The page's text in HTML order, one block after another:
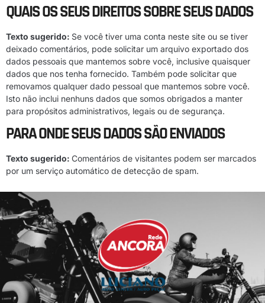
QUAIS OS SEUS DIREITOS SOBRE SEUS DADOS
Texto sugerido: Se você tiver uma conta neste site ou se tiver
deixado comentários, pode solicitar um arquivo exportado dos
dados pessoais que mantemos sobre você, inclusive quaisquer
dados que nos tenha fornecido. Também pode solicitar que
removamos qualquer dado pessoal que mantemos sobre você.
Isto não inclui nenhuns dados que somos obrigados a manter
para propósitos administrativos, legais ou de segurança.
PARA ONDE SEUS DADOS SÃO ENVIADOS
Texto sugerido: Comentários de visitantes podem ser marcados
por um serviço automático de detecção de spam.